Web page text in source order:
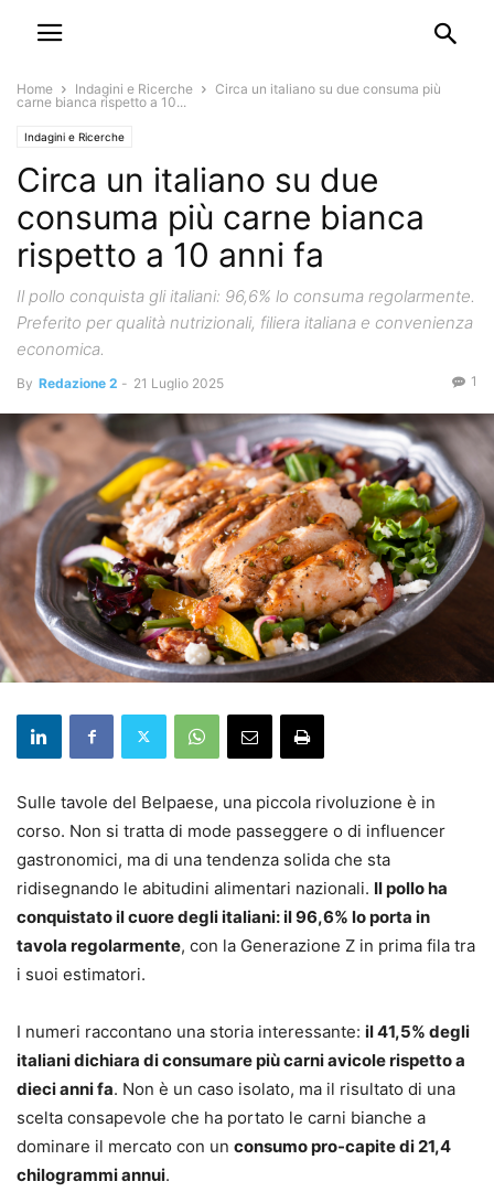
Home Indagini e Ricerche
Circa un italiano su due consuma più
carne bianca rispetto a 10...
Indagini e Ricerche
Circa un italiano su due
consuma più carne bianca
rispetto a 10 anni fa
Il pollo conquista gli italiani: 96,6% lo consuma regolarmente.
Preferito per qualità nutrizionali, filiera italiana e convenienza
economica.
By Redazione 2 - 21 Luglio 2025 1
Sulle tavole del Belpaese, una piccola rivoluzione è in
corso. Non si tratta di mode passeggere o di influencer
gastronomici, ma di una tendenza solida che sta
ridisegnando le abitudini alimentari nazionali. Il pollo ha
conquistato il cuore degli italiani: il 96,6% lo porta in
tavola regolarmente, con la Generazione Z in prima fila tra
i suoi estimatori.
I numeri raccontano una storia interessante: il 41,5% degli
italiani dichiara di consumare più carni avicole rispetto a
dieci anni fa. Non è un caso isolato, ma il risultato di una
scelta consapevole che ha portato le carni bianche a
dominare il mercato con un consumo pro-capite di 21,4
chilogrammi annui.